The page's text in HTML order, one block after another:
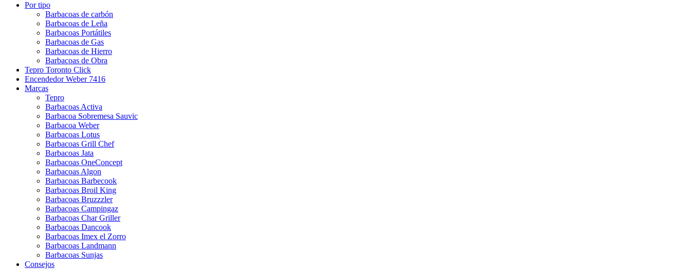
Por tipo
Barbacoas de carbón
Barbacoas de Leña
Barbacoas Portátiles
Barbacoas de Gas
Barbacoas de Hierro
Barbacoas de Obra
Tepro Toronto Click
Encendedor Weber 7416
Marcas
Tepro
Barbacoas Activa
Barbacoa Sobremesa Sauvic
Barbacoa Weber
Barbacoas Lotus
Barbacoas Grill Chef
Barbacoas Jata
Barbacoas OneConcept
Barbacoas Algon
Barbacoas Barbecook
Barbacoas Broil King
Barbacoas Bruzzzler
Barbacoas Campingaz
Barbacoas Char Griller
Barbacoas Dancook
Barbacoas Imex el Zorro
Barbacoas Landmann
Barbacoas Sunjas
Consejos